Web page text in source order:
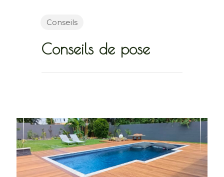
Conseils
Conseils de pose